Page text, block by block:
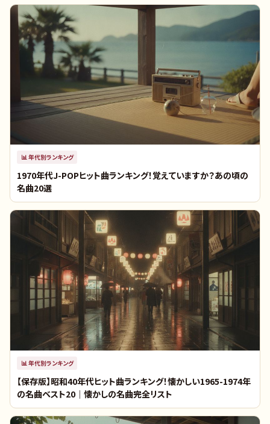
📊 年代別ランキング
1970年代J-POPヒット曲ランキング！覚えていますか？あの頃の
名曲20選
📊 年代別ランキング
【保存版】昭和40年代ヒット曲ランキング！懐かしい1965-1974年
の名曲ベスト20｜懐かしの名曲完全リスト